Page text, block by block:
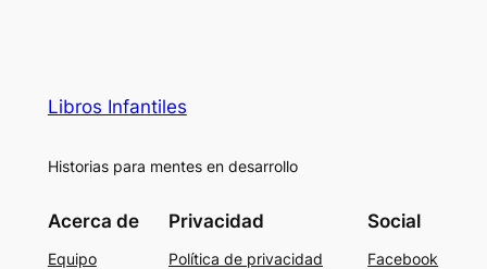
Libros Infantiles
Historias para mentes en desarrollo
Acerca de
Equipo
Privacidad
Política de privacidad
Social
Facebook